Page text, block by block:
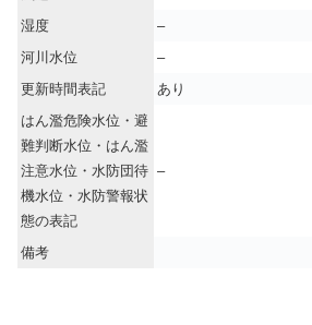
湿度
–
河川水位
–
更新時間表記
あり
はん濫危険水位・避
難判断水位・はん濫
注意水位・水防団待
機水位・水防警報状
態の表記
–
備考